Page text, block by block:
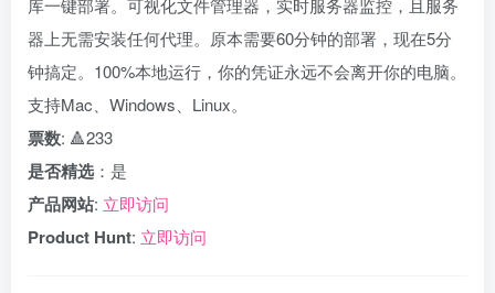
库一键部署。可视化文件管理器，实时服务器监控，且服务
器上无需安装任何代理。原本需要60分钟的部署，现在5分
钟搞定。100%本地运行，你的凭证永远不会离开你的电脑。
支持Mac、Windows、Linux。
票数: 🔺233
是否精选 ：是
产品网站: 立即访问
Product Hunt: 立即访问